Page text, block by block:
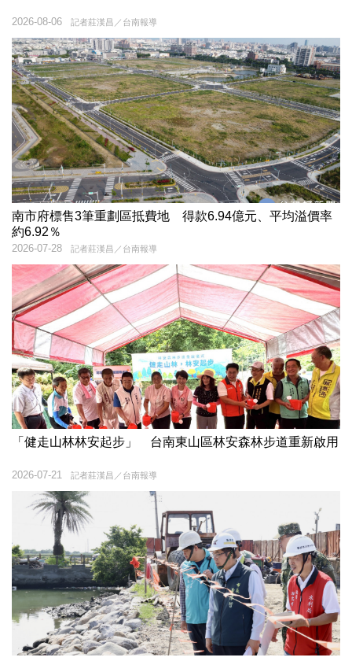
記者莊漢昌／台南報導
2026-08-06
南市府標售3筆重劃區抵費地 得款6.94億元、平均溢價率
約6.92％
記者莊漢昌／台南報導
2026-07-28
「健走山林林安起步」 台南東山區林安森林步道重新啟用
記者莊漢昌／台南報導
2026-07-21